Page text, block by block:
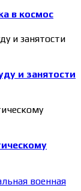
в космос
и занятости
военная